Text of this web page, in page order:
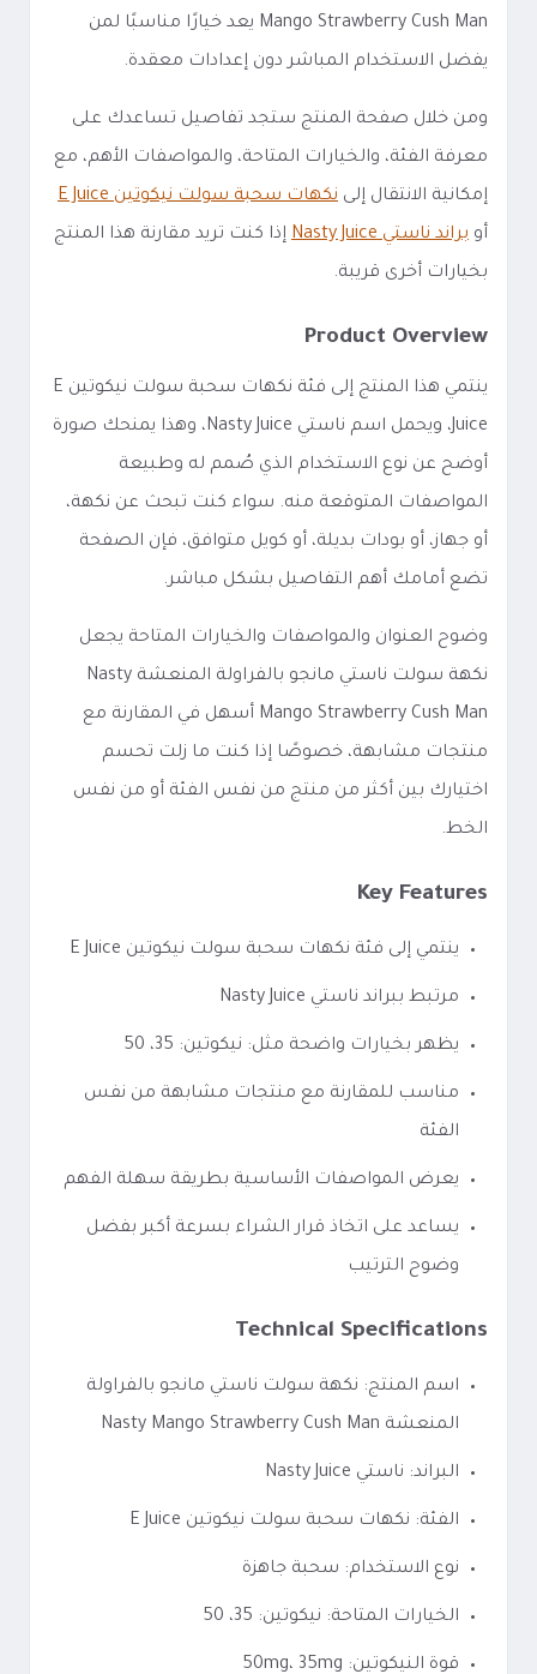
Mango Strawberry Cush Man يعد خيارًا مناسبًا لمن
يفضل الاستخدام المباشر دون إعدادات معقدة.
ومن خلال صفحة المنتج ستجد تفاصيل تساعدك على
معرفة الفئة، والخيارات المتاحة، والمواصفات الأهم، مع
إمكانية الانتقال إلى نكهات سحبة سولت نيكوتين E Juice
أو براند ناستي Nasty Juice
إذا كنت تريد مقارنة هذا المنتج
بخيارات أخرى قريبة.
Product Overview
ينتمي هذا المنتج إلى فئة نكهات سحبة سولت نيكوتين E
Juice، ويحمل اسم ناستي Nasty Juice، وهذا يمنحك صورة
أوضح عن نوع الاستخدام الذي صُمم له وطبيعة
المواصفات المتوقعة منه. سواء كنت تبحث عن نكهة،
أو جهاز، أو بودات بديلة، أو كويل متوافق، فإن الصفحة
تضع أمامك أهم التفاصيل بشكل مباشر.
وضوح العنوان والمواصفات والخيارات المتاحة يجعل
نكهة سولت ناستي مانجو بالفراولة المنعشة Nasty
Mango Strawberry Cush Man أسهل في المقارنة مع
منتجات مشابهة، خصوصًا إذا كنت ما زلت تحسم
اختيارك بين أكثر من منتج من نفس الفئة أو من نفس
الخط.
Key Features
ينتمي إلى فئة نكهات سحبة سولت نيكوتين E Juice
مرتبط ببراند ناستي Nasty Juice
يظهر بخيارات واضحة مثل: نيكوتين: 35، 50
مناسب للمقارنة مع منتجات مشابهة من نفس
الفئة
يعرض المواصفات الأساسية بطريقة سهلة الفهم
يساعد على اتخاذ قرار الشراء بسرعة أكبر بفضل
وضوح الترتيب
Technical Specifications
اسم المنتج: نكهة سولت ناستي مانجو بالفراولة
المنعشة Nasty Mango Strawberry Cush Man
البراند: ناستي Nasty Juice
الفئة: نكهات سحبة سولت نيكوتين E Juice
نوع الاستخدام: سحبة جاهزة
الخيارات المتاحة: نيكوتين: 35، 50
قوة النيكوتين: 50mg، 35mg